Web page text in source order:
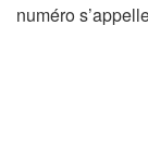
numéro